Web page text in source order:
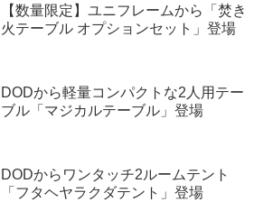
【数量限定】ユニフレームから「焚き
火テーブル オプションセット」登場
DODから軽量コンパクトな2人用テー
ブル「マジカルテーブル」登場
DODからワンタッチ2ルームテント
「フタヘヤラクダテント」登場